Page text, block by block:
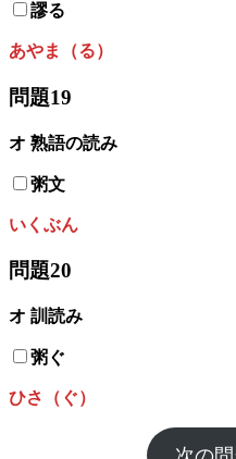
謬る
あやま（る）
問題19
オ 熟語の読み
粥文
いくぶん
問題20
オ 訓読み
粥ぐ
ひさ（ぐ）